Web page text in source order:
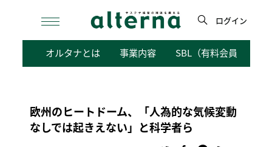
検
ログイン
オルタナとは 事業内容 SBL（有料会員向けサ
欧州のヒートドーム、「人為的な気候変動
なしでは起きえない」と科学者ら